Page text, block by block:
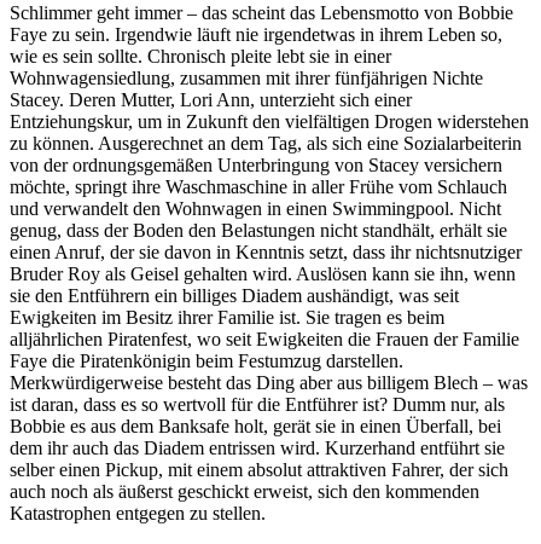
Schlimmer geht immer – das scheint das Lebensmotto von Bobbie
Faye zu sein. Irgendwie läuft nie irgendetwas in ihrem Leben so,
wie es sein sollte. Chronisch pleite lebt sie in einer
Wohnwagensiedlung, zusammen mit ihrer fünfjährigen Nichte
Stacey. Deren Mutter, Lori Ann, unterzieht sich einer
Entziehungskur, um in Zukunft den vielfältigen Drogen widerstehen
zu können. Ausgerechnet an dem Tag, als sich eine Sozialarbeiterin
von der ordnungsgemäßen Unterbringung von Stacey versichern
möchte, springt ihre Waschmaschine in aller Frühe vom Schlauch
und verwandelt den Wohnwagen in einen Swimmingpool. Nicht
genug, dass der Boden den Belastungen nicht standhält, erhält sie
einen Anruf, der sie davon in Kenntnis setzt, dass ihr nichtsnutziger
Bruder Roy als Geisel gehalten wird. Auslösen kann sie ihn, wenn
sie den Entführern ein billiges Diadem aushändigt, was seit
Ewigkeiten im Besitz ihrer Familie ist. Sie tragen es beim
alljährlichen Piratenfest, wo seit Ewigkeiten die Frauen der Familie
Faye die Piratenkönigin beim Festumzug darstellen.
Merkwürdigerweise besteht das Ding aber aus billigem Blech – was
ist daran, dass es so wertvoll für die Entführer ist? Dumm nur, als
Bobbie es aus dem Banksafe holt, gerät sie in einen Überfall, bei
dem ihr auch das Diadem entrissen wird. Kurzerhand entführt sie
selber einen Pickup, mit einem absolut attraktiven Fahrer, der sich
auch noch als äußerst geschickt erweist, sich den kommenden
Katastrophen entgegen zu stellen.